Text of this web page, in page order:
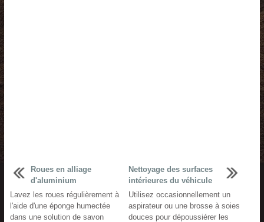
Roues en alliage
d'aluminium
Lavez les roues régulièrement à
l'aide d'une éponge humectée
dans une solution de savon
Nettoyage des surfaces
intérieures du véhicule
Utilisez occasionnellement un
aspirateur ou une brosse à soies
douces pour dépoussiérer les